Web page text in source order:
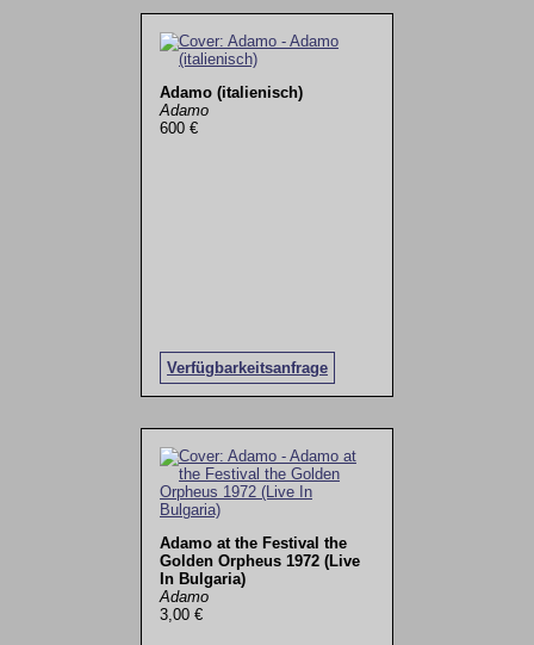
Adamo (italienisch)
Adamo
600 €
Verfügbarkeitsanfrage
Adamo at the Festival the
Golden Orpheus 1972 (Live
In Bulgaria)
Adamo
3,00 €